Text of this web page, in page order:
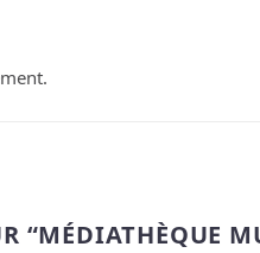
“MÉDIATHÈQUE